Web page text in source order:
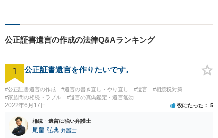
相続人から特別受益の主張がなされる可能性があったため、持ち戻し免除の
正証書遺言とし、また、公正証書作成時の証人は弁護士が務めたため、証人
を探す手間を省くことができた。 【先生のコメント】 まず、法的に有効な遺
す。 次に、遺言の内容を具体的かつ明確にすることが大事です。 解釈に疑義
を生じる内容ですと、せっかく有効な遺言書を作成したにもかかわらず、相
続人間でトラブルが生じるおそれがあります。 さらに、遺言の内容にも気を
付けなければいけません。 特に遺留分侵害が生じるリスクは考慮する必要が
あり、遺留分侵害が生じない遺言とする、遺留分侵害が生じてしまう場合に
は、持ち戻し免除の意思表示を行うなどして、遺留分に関する争点を少なく
するなどの配慮が必要です。 遺言の内容に関しては、法的な知識を有する弁
護士でなければ気付かない事項も多々あります。 なお、遺言書の作成を弁護
士に依頼すると、その弁護士が公正証書作成時の証人や遺言執行者を務めて
公正証書遺言の作成の法律Q&Aランキング
1 公正証書遺言を作りたいです。
#公正証書遺言の作成 #遺言の書き直し・やり直し #遺言
#相続税対策
#家族間の相続トラブル
#遺言の真偽鑑定・遺言無効
2022年6月17日 役にたった 5
相続・遺言に強い弁護士
尾畠 弘典 弁護士